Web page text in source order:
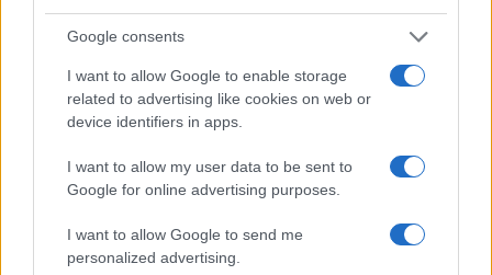
Google consents
I want to allow Google to enable storage
related to advertising like cookies on web or
device identifiers in apps.
I want to allow my user data to be sent to
Google for online advertising purposes.
I want to allow Google to send me
personalized advertising.
Così come non si può distruggere un intero
comparto, quello della ristorazione, con layout
improbabili che fanno crescere a dismisura i
prezzi del pasto e crea povertà, uccidendo posti di
lavoro. A titolo personale, alle condizioni date non
metterò più piede in un ristorante: la socialità vale
quanto il piacere di un cibo ben cucinato.